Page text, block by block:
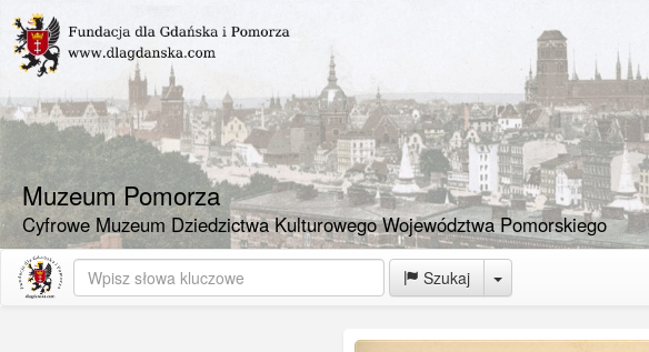
Muzeum Pomorza
Cyfrowe Muzeum Dziedzictwa Kulturowego Województwa Pomorskiego
Szukaj Toggle Dropdown